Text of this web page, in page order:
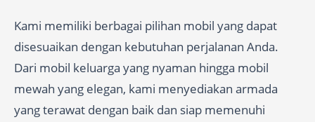
Kami memiliki berbagai pilihan mobil yang dapat
disesuaikan dengan kebutuhan perjalanan Anda.
Dari mobil keluarga yang nyaman hingga mobil
mewah yang elegan, kami menyediakan armada
yang terawat dengan baik dan siap memenuhi